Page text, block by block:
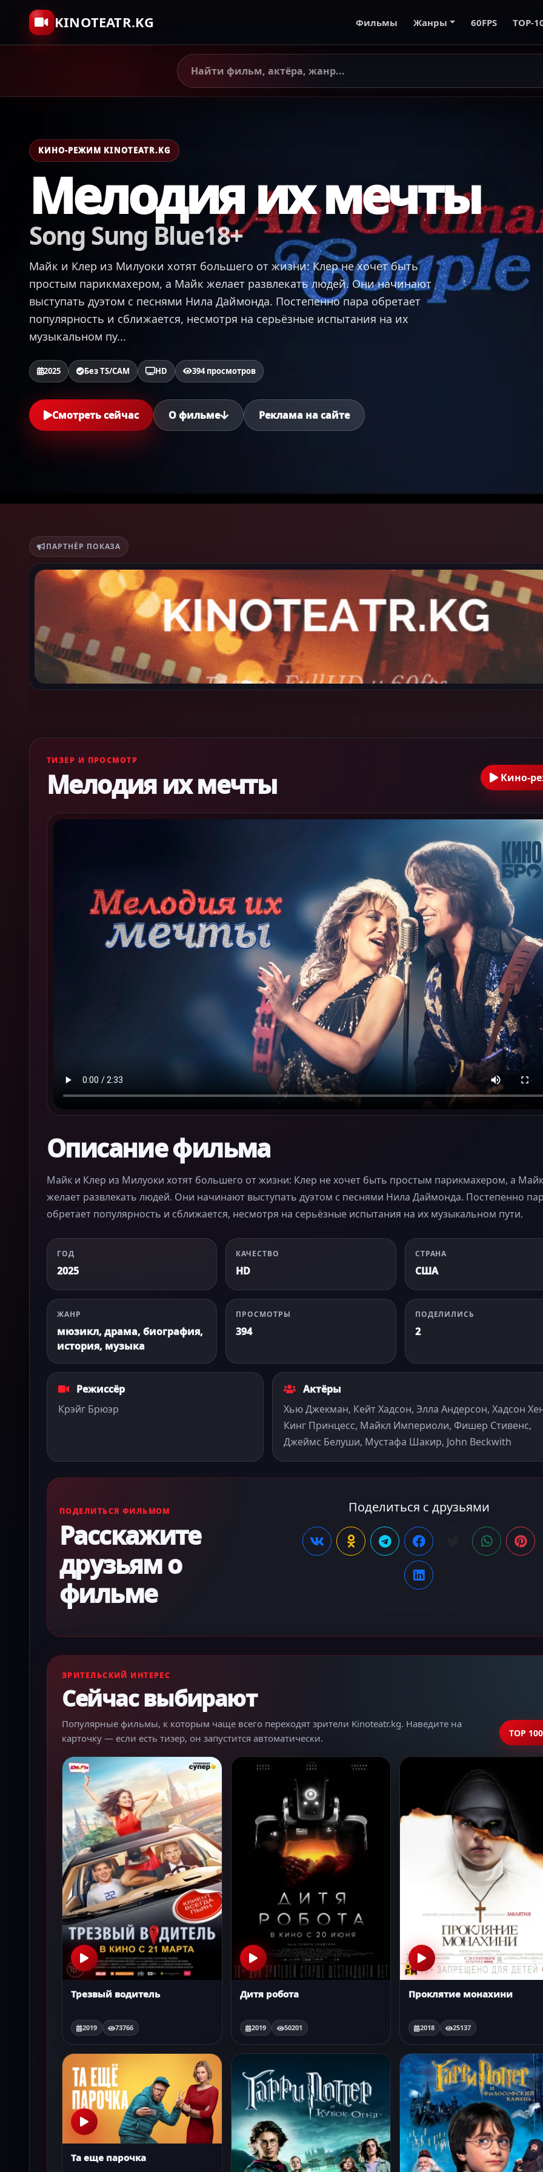
KINOTEATR.KG Фильмы Жанры 60FPS TOP-
КИНО-РЕЖИМ KINOTEATR.KG
Мелодия их мечты
Song Sung Blue18+
Майк и Клер из Милуоки хотят большего от жизни: Клер не хочет быть
простым парикмахером, а Майк желает развлекать людей. Они начинают
выступать дуэтом с песнями Нила Даймонда. Постепенно пара обретает
популярность и сближается, несмотря на серьёзные испытания на их
музыкальном пу...
2025 Без TS/CAM HD 394 просмотров
Смотреть сейчас О фильме Реклама на сайте
ПАРТНЁР ПОКАЗА
ТИЗЕР И ПРОСМОТР
Мелодия их мечты Кино-
Описание фильма
Майк и Клер из Милуоки хотят большего от жизни: Клер не хочет быть простым парикмахером, а Майк
желает развлекать людей. Они начинают выступать дуэтом с песнями Нила Даймонда. Постепенно
обретает популярность и сближается, несмотря на серьёзные испытания на их музыкальном пути.
ГОД
2025
КАЧЕСТВО
HD
СТРАНА
США
ЖАНР
мюзикл, драма, биография,
история, музыка
ПРОСМОТРЫ
394
ПОДЕЛИЛИСЬ
2
Режиссёр
Крэйг Брюэр
Актёры
Хью Джекман, Кейт Хадсон, Элла Андерсон, Хадсон
Кинг Принцесс, Майкл Империоли, Фишер Стивенс,
Джеймс Белуши, Мустафа Шакир, John Beckwith
ПОДЕЛИТЬСЯ ФИЛЬМОМ
Расскажите
друзьям о
фильме
Поделиться с друзьями
ЗРИТЕЛЬСКИЙ ИНТЕРЕС
Сейчас выбирают
Популярные фильмы, к которым чаще всего переходят зрители Kinoteatr.kg. Наведите на
карточку — если есть тизер, он запустится автоматически.
TOP 100
Трезвый водитель
2019 73766
Дитя робота
2019 50201
Проклятие монахини
2018 25137
Та еще парочка